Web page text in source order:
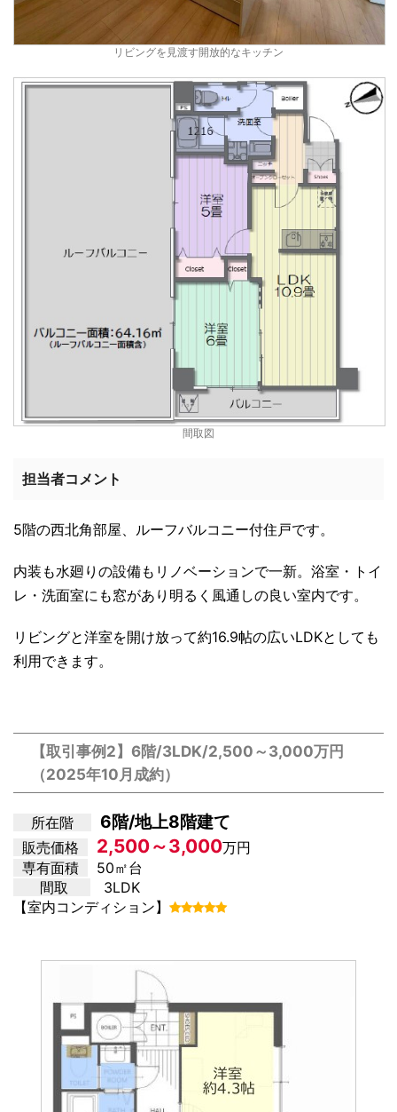
リビングを見渡す開放的なキッチン
間取図
担当者コメント
5階の西北角部屋、ルーフバルコニー付住戸です。
内装も水廻りの設備もリノベーションで一新。浴室・トイ
レ・洗面室にも窓があり明るく風通しの良い室内です。
リビングと洋室を開け放って約16.9帖の広いLDKとしても
利用できます。
【取引事例2】6階/3LDK/2,500～3,000万円
（2025年10月成約）
所在階 6階/地上8階建て
販売価格 2,500～3,000万円
専有面積
50㎡台
間取
3LDK
【室内コンディション】